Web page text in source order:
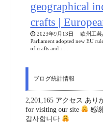
geographical
crafts |
2023年9月13日 欧州工芸
Parliament adopted new EU
of crafts and i …
ブログ統計情報
2,201,165 アクセス あり
for visiting our site
感
감사합니다